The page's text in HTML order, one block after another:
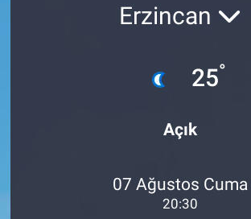
Erzincan
25°
Açık
07 Ağustos Cuma
20:30